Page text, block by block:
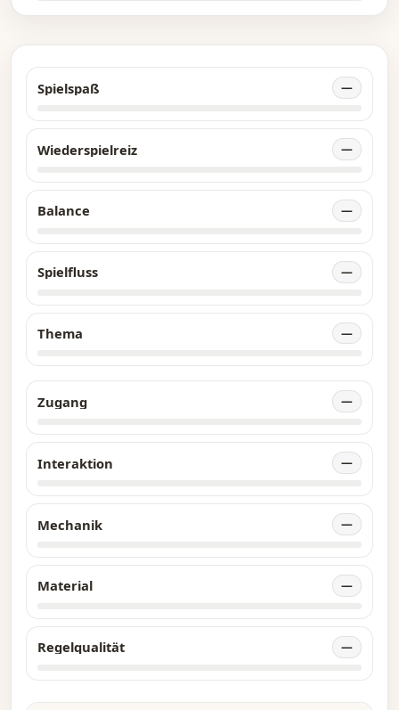
Spielspaß —
Wiederspielreiz —
Balance —
Spielfluss —
Thema —
Zugang —
Interaktion —
Mechanik —
Material —
Regelqualität —